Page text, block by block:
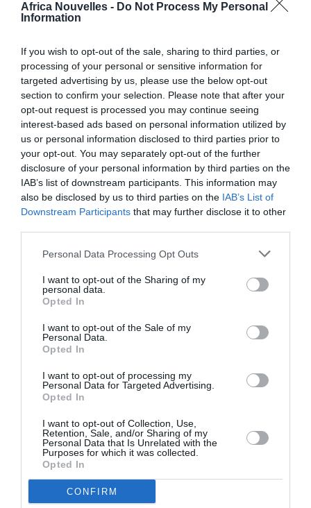
Africa Nouvelles - Do Not Process My Personal
Information
If you wish to opt-out of the sale, sharing to third parties, or
processing of your personal or sensitive information for
targeted advertising by us, please use the below opt-out
section to confirm your selection. Please note that after your
opt-out request is processed you may continue seeing
interest-based ads based on personal information utilized by
us or personal information disclosed to third parties prior to
your opt-out. You may separately opt-out of the further
disclosure of your personal information by third parties on the
IAB’s list of downstream participants. This information may
also be disclosed by us to third parties on the IAB’s List of
Downstream Participants that may further disclose it to other
Personal Data Processing Opt Outs
I want to opt-out of the Sharing of my
personal data.
Opted In
I want to opt-out of the Sale of my
Personal Data.
Opted In
I want to opt-out of processing my
Personal Data for Targeted Advertising.
Opted In
I want to opt-out of Collection, Use,
Retention, Sale, and/or Sharing of my
Personal Data that Is Unrelated with the
Purposes for which it was collected.
Opted In
CONFIRM
Quand il reçoit des nouvelles sur des actions ou des
comportements discriminatoires, l’UNAR fournit
l’assistance et le soutien dans les procédures
juridiques ou administratives et il peut mener des
enquêtes, de façon autonome, afin de vérifier
l’existence de phénomènes discriminatoires. Le
Bureau exerce en outre une conciliation formelle afin
L’UNAR est en outre engagé dans les activités
suivantes: prévention, promotion, contrôle et
vérification.
L’UNAR s’adresse à l’opinion publique à travers des
campagnes de sensibilisation, D’Education dans les
écoles et d’informations sur les lieux de travail.
L’objectif est d’empêcher la naissance et la formation